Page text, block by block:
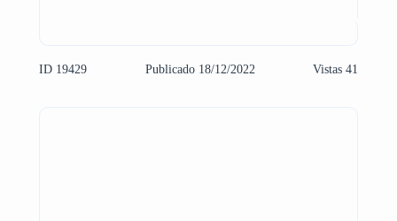
ID 19429 Publicado 18/12/2022 Vistas 41